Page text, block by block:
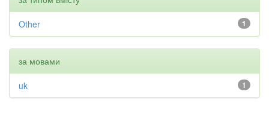
1
Other
за мовами
1
uk